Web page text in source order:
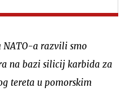
NATO-a razvili smo
na bazi silicij karbida za
tereta u pomorskim